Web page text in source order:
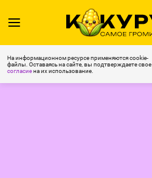
На информационном ресурсе применяются cookie-
файлы. Оставаясь на сайте, вы подтверждаете свое
согласиена их использование.